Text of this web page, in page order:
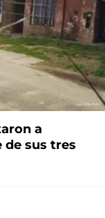
a
de sus tres